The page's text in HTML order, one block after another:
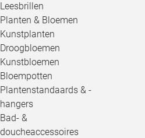
Leesbrillen
Planten & Bloemen
Kunstplanten
Droogbloemen
Kunstbloemen
Bloempotten
Plantenstandaards & -
hangers
Bad- &
doucheaccessoires